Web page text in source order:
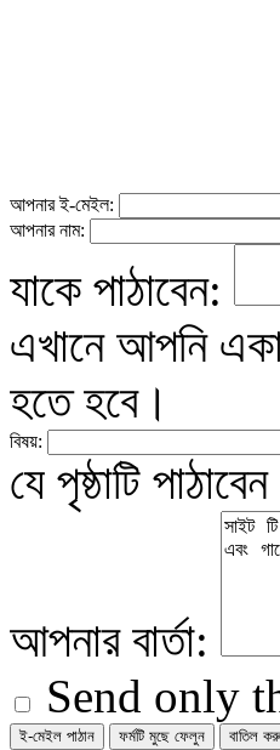
আপনার ই-মেইল:
আপনার নাম:
যাকে পাঠাবেন:
এখানে আপনি
হতে হবে।
বিষয়:
যে পৃষ্ঠাটি
আপনার বার্তা:
Send only